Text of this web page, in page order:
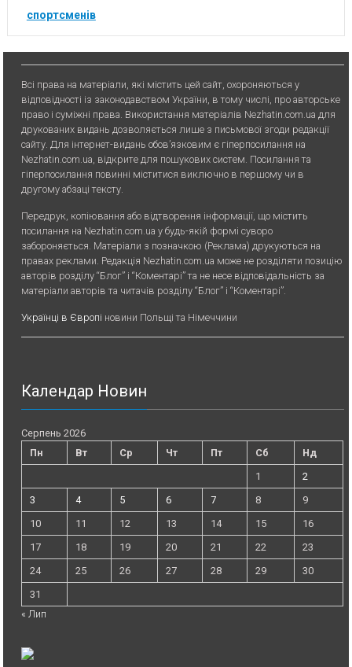
спортсменів
Всі права на матеріали, які містить цей сайт, охороняються у
відповідності із законодавством України, в тому числі, про авторське
право і суміжні права. Використання матерiалiв Nezhatin.com.ua для
друкованих видань дозволяється лише з письмової згоди редакції
сайту. Для iнтернет-видань обов’язковим є гiперпосилання на
Nezhatin.com.ua, відкрите для пошукових систем. Посилання та
гіперпосилання повинні міститися виключно в першому чи в
другому абзаці тексту.
Передрук, копiювання або вiдтворення iнформацiї, що мiстить
посилання на Nezhatin.com.ua у будь-якiй формi суворо
забороняється. Матеріали з позначкою (Реклама) друкуються на
правах реклами. Редакція Nezhatin.com.ua може не розділяти позицію
авторів розділу “Блог” і “Коментарі” та не несе відповідальність за
матеріали авторів та читачів розділу “Блог” і “Коментарі”.
Українці в Європі новини Польщі та Німеччини
Календар Новин
Серпень 2026
Пн
Вт Ср Чт Пт Сб
Нд
1
2
3
4 5 6 7 8
9
10
11 12 13 14 15
16
17
18 19 20 21 22
23
24
25 26 27 28 29
30
31
« Лип